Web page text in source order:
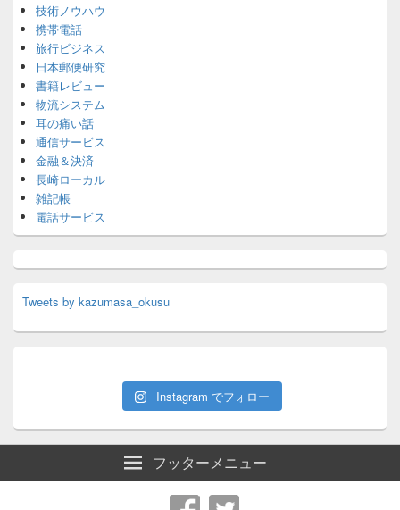
技術ノウハウ
携帯電話
旅行ビジネス
日本郵便研究
書籍レビュー
物流システム
耳の痛い話
通信サービス
金融＆決済
長崎ローカル
雑記帳
電話サービス
Tweets by kazumasa_okusu
Instagram でフォロー
フッターメニュー